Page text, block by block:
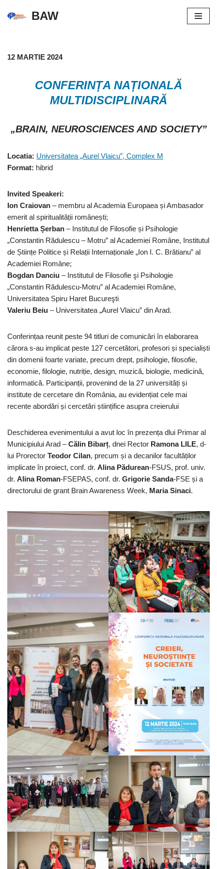
BAW
12 MARTIE 2024
CONFERINȚA NAȚIONALĂ
MULTIDISCIPLINARĂ
„BRAIN, NEUROSCIENCES AND SOCIETY”
Locatia: Universitatea „Aurel Vlaicu”, Complex M
Format: hibrid
Invited Speakeri:
Ion Craiovan – membru al Academia Europaea și Ambasador
emerit al spiritualității românești;
Henrietta Șerban – Institutul de Filosofie și Psihologie
„Constantin Rădulescu – Motru” al Academiei Române, Institutul
de Științe Politice și Relații Internaționale „Ion I. C. Brătianu” al
Academiei Române;
Bogdan Danciu – Institutul de Filosofie şi Psihologie
„Constantin Rădulescu-Motru” al Academiei Române,
Universitatea Spiru Haret Bucureşti
Valeriu Beiu – Universitatea „Aurel Vlaicu” din Arad.
Conferințaa reunit peste 94 titluri de comunicări în elaborarea
cărora s-au implicat peste 127 cercetători, profesori și specialiști
din domenii foarte variate, precum drept, psihologie, filosofie,
economie, filologie, nutriție, design, muzică, biologie, medicină,
informatică. Participanții, provenind de la 27 universități și
institute de cercetare din România, au evidențiat cele mai
recente abordări și cercetări științifice asupra creierului
Deschiderea evenimentului a avut loc în prezența dlui Primar al
Municipiului Arad –Călin Bibarț, dnei Rector Ramona LILE, d-
lui Prorector Teodor Cilan, precum și a decanilor facultăților
implicate în proiect, conf. dr. Alina Pădurean-FSUS, prof. univ.
dr. Alina Roman-FSEPAS, conf. dr. Grigorie Sanda-FSE și a
directorului de grant Brain Awareness Week, Maria Sinaci.